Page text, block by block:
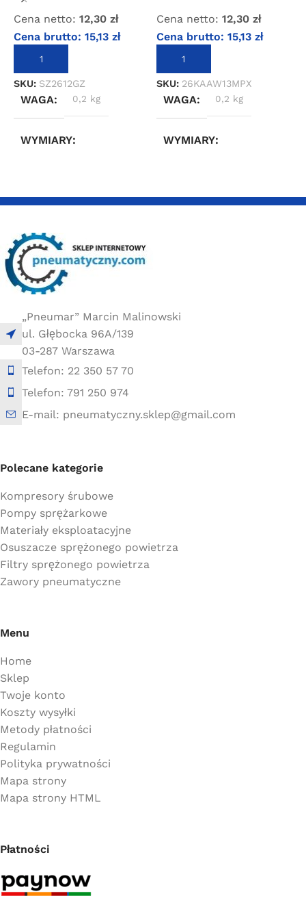
Cena netto: 12,30 zł
Cena brutto: 15,13 zł
DODAJ DO KOSZYKA
SKU: SZ2612GZ
WAGA 0,2 kg
WYMIARY
Cena netto: 12,30 zł
Cena brutto: 15,13 zł
DODAJ DO KOSZYKA
SKU: 26KAAW13MPX
WAGA 0,2 kg
WYMIARY
„Pneumar” Marcin Malinowski
ul. Głębocka 96A/139
03-287 Warszawa
Telefon: 22 350 57 70
Telefon: 791 250 974
E-mail: pneumatyczny.sklep@gmail.com
Polecane kategorie
Kompresory śrubowe
Pompy sprężarkowe
Materiały eksploatacyjne
Osuszacze sprężonego powietrza
Filtry sprężonego powietrza
Zawory pneumatyczne
Menu
Home
Sklep
Twoje konto
Koszty wysyłki
Metody płatności
Regulamin
Polityka prywatności
Mapa strony
Mapa strony HTML
Płatności